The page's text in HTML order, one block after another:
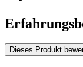
Dieses Produkt